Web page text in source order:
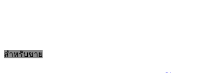
สำหรับขาย